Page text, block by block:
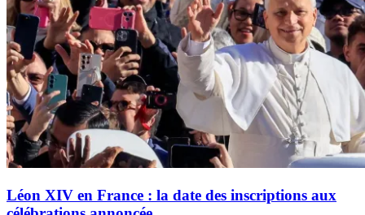
Léon XIV en France : la date des inscriptions aux